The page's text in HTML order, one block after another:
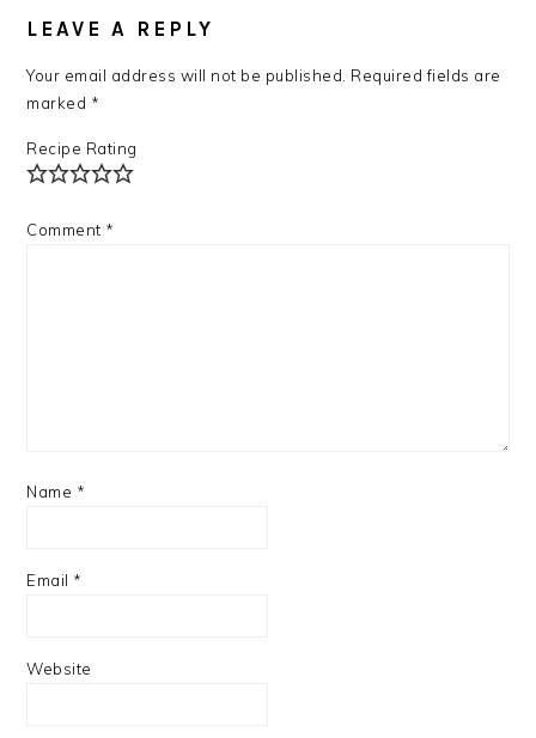
LEAVE A REPLY
Your email address will not be published. Required fields are
marked *
Recipe Rating
Comment *
Name *
Email *
Website